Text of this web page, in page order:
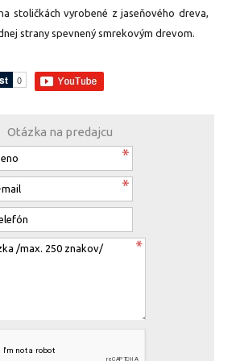
stoličkách vyrobené z jaseňového dreva,
strany spevnený smrekovým drevom.
Otázka na predajcu